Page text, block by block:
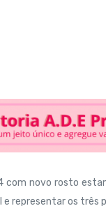
com novo rosto
representar os três